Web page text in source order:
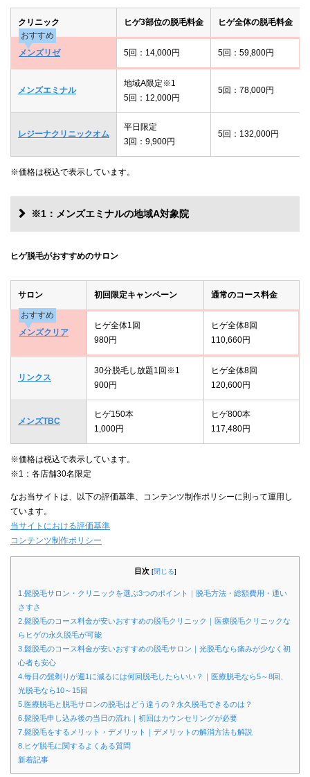
クリニック ヒゲ3部位の脱毛料金
ヒゲ全体の脱毛料金
おすすめ
メンズリゼ
5回：14,000円 5回：59,800円
メンズエミナル
地域A限定※1
5回：12,000円
5回：78,000円
レジーナクリニックオム
平日限定
3回：9,900円
5回：132,000円
※価格は税込で表示しています。
※1：メンズエミナルの地域A対象院
ヒゲ脱毛がおすすめのサロン
サロン 初回限定キャンペーン 通常のコース料金
おすすめ
メンズクリア
ヒゲ全体1回
980円
ヒゲ全体8回
110,660円
リンクス
30分脱毛し放題1回※1
900円
ヒゲ全体8回
120,600円
メンズTBC
ヒゲ150本
1,000円
ヒゲ800本
117,480円
※価格は税込で表示しています。
※1：各店舗30名限定
なお当サイトは、以下の評価基準、コンテンツ制作ポリシーに則って運用し
ています。
当サイトにおける評価基準
コンテンツ制作ポリシー
目次 [閉じる]
1.髭脱毛サロン・クリニックを選ぶ3つのポイント｜脱毛方法・総額費用・通い
さすさ
2.髭脱毛のコース料金が安いおすすめの脱毛クリニック｜医療脱毛クリニックな
らヒゲの永久脱毛が可能
3.髭脱毛のコース料金が安いおすすめの脱毛サロン｜光脱毛なら痛みが少なく初
心者も安心
4.毎日の髭剃りが週1に減るには何回脱毛したらいい？｜医療脱毛なら5～8回、
光脱毛なら10～15回
5.医療脱毛と脱毛サロンの脱毛はどう違うの？永久脱毛できるのは？
6.髭脱毛申し込み後の当日の流れ｜初回はカウンセリングが必要
7.髭脱毛をするメリット・デメリット｜デメリットの解消方法も解説
8.ヒゲ脱毛に関するよくある質問
新着記事